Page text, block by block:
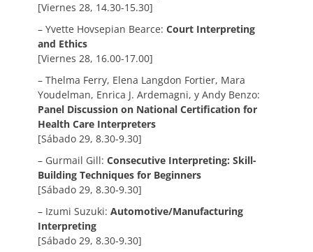
[Viernes 28, 14.30-15.30]
– Yvette Hovsepian Bearce: Court Interpreting
and Ethics
[Viernes 28, 16.00-17.00]
– Thelma Ferry, Elena Langdon Fortier, Mara
Youdelman, Enrica J. Ardemagni, y Andy Benzo:
Panel Discussion on National Certification for
Health Care Interpreters
[Sábado 29, 8.30-9.30]
– Gurmail Gill: Consecutive Interpreting: Skill-
Building Techniques for Beginners
[Sábado 29, 8.30-9.30]
– Izumi Suzuki: Automotive/Manufacturing
Interpreting
[Sábado 29, 8.30-9.30]